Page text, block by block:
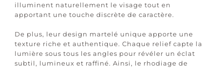
illuminent naturellement le visage tout en
apportant une touche discrète de caractère.
De plus, leur design martelé unique apporte une
texture riche et authentique. Chaque relief capte la
lumière sous tous les angles pour révéler un éclat
subtil, lumineux et raffiné. Ainsi, le rhodiage de